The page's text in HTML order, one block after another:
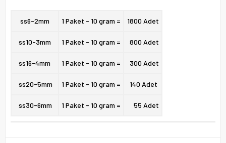
ss6-2mm 1 Paket - 10 gram = 1800 Adet
ss10-3mm 1 Paket - 10 gram = 800 Adet
ss16-4mm 1 Paket - 10 gram = 300 Adet
ss20-5mm 1 Paket - 10 gram = 140 Adet
ss30-6mm 1 Paket - 10 gram = 55 Adet